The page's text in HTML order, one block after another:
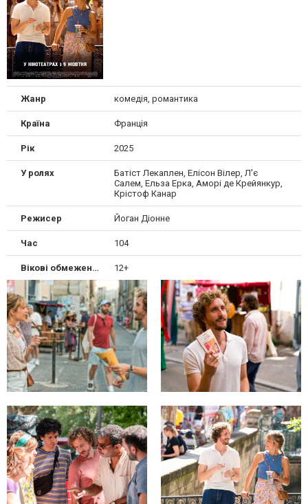
Жанр комедія, романтика
Країна Франція
Рік 2025
У ролях
Батіст Лекаплен, Елісон Вілер, Л'є
Салем, Ельза Ерка, Аморі де Крейянкур,
Крістоф Канар
Режисер Йоган Діонне
Час 104
Вікові обмеження 12+